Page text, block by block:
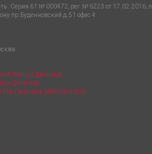
: Серия 61 № 000472, рег.№ 6223 от 17.02.2016,
пр.Буденновский д.51 офис 4
ДАННЫХ
ДАННЫХ
РЕКЛАМНЫХ МАТЕРИАЛОВ